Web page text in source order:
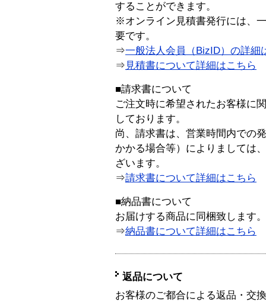
することができます。
※オンライン見積書発行には、
要です。
⇒一般法人会員（BizID）の詳細
⇒ 見積書について詳細はこちら
■請求書について
ご注文時に希望されたお客様に
しております。
尚、請求書は、営業時間内での
かかる場合等）によりましては
ざいます。
⇒請求書について詳細はこちら
■納品書について
お届けする商品に同梱致します。
⇒納品書について詳細はこちら
返品について
お客様のご都合による返品・交